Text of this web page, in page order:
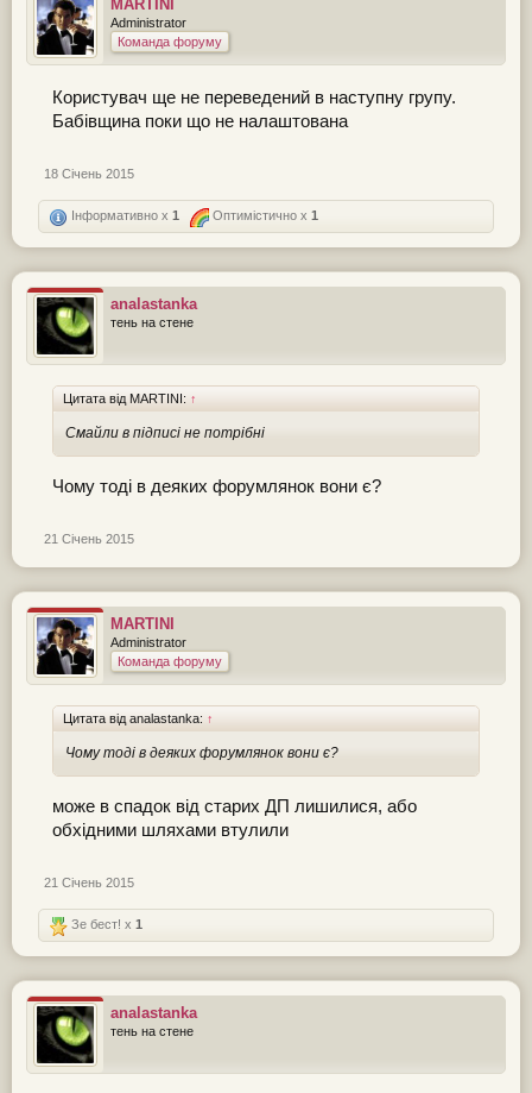
MARTINI
Administrator
Команда форуму
Користувач ще не переведений в наступну групу.
Бабівщина поки що не налаштована
18 Січень 2015
Інформативно x 1 Оптимістично x 1
analastanka
тень на стене
Цитата від MARTINI: ↑
Смайли в підписі не потрібні
Чому тоді в деяких форумлянок вони є?
21 Січень 2015
MARTINI
Administrator
Команда форуму
Цитата від analastanka: ↑
Чому тоді в деяких форумлянок вони є?
може в спадок від старих ДП лишилися, або
обхідними шляхами втулили
21 Січень 2015
Зе бест! x 1
analastanka
тень на стене